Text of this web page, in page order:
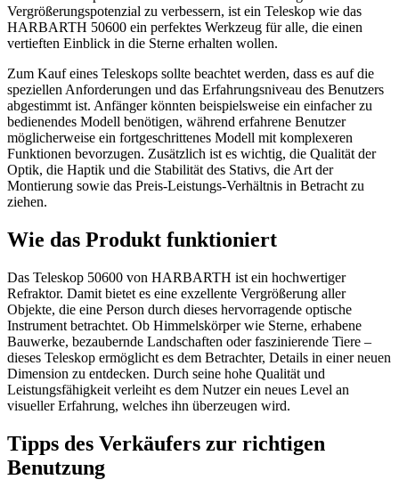
Vergrößerungspotenzial zu verbessern, ist ein Teleskop wie das
HARBARTH 50600 ein perfektes Werkzeug für alle, die einen
vertieften Einblick in die Sterne erhalten wollen.
Zum Kauf eines Teleskops sollte beachtet werden, dass es auf die
speziellen Anforderungen und das Erfahrungsniveau des Benutzers
abgestimmt ist. Anfänger könnten beispielsweise ein einfacher zu
bedienendes Modell benötigen, während erfahrene Benutzer
möglicherweise ein fortgeschrittenes Modell mit komplexeren
Funktionen bevorzugen. Zusätzlich ist es wichtig, die Qualität der
Optik, die Haptik und die Stabilität des Stativs, die Art der
Montierung sowie das Preis-Leistungs-Verhältnis in Betracht zu
ziehen.
Wie das Produkt funktioniert
Das Teleskop 50600 von HARBARTH ist ein hochwertiger
Refraktor. Damit bietet es eine exzellente Vergrößerung aller
Objekte, die eine Person durch dieses hervorragende optische
Instrument betrachtet. Ob Himmelskörper wie Sterne, erhabene
Bauwerke, bezaubernde Landschaften oder faszinierende Tiere –
dieses Teleskop ermöglicht es dem Betrachter, Details in einer neuen
Dimension zu entdecken. Durch seine hohe Qualität und
Leistungsfähigkeit verleiht es dem Nutzer ein neues Level an
visueller Erfahrung, welches ihn überzeugen wird.
Tipps des Verkäufers zur richtigen
Benutzung